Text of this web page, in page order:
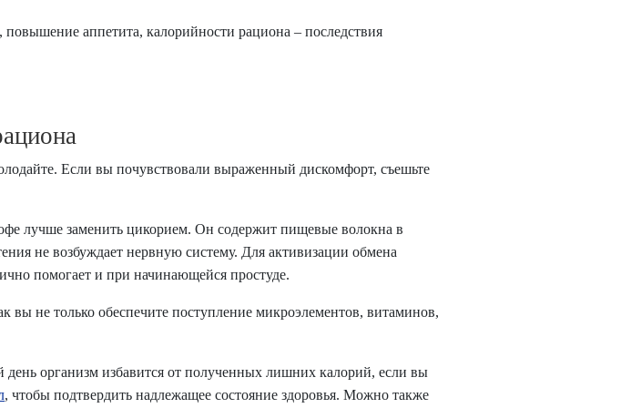
аппетита, калорийности рациона – последствия
Если вы почувствовали выраженный дискомфорт, съешьте
лучше заменить цикорием. Он содержит пищевые волокна в
не возбуждает нервную систему. Для активизации обмена
помогает и при начинающейся простуде.
не только обеспечите поступление микроэлементов, витаминов,
день организм избавится от полученных лишних калорий, если вы
, чтобы подтвердить надлежащее состояние здоровья. Можно также